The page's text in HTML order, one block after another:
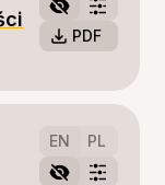
PDF
EN PL